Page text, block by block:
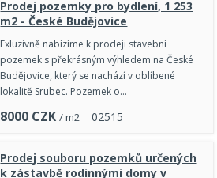
Prodej pozemky pro bydlení, 1 253
m2 - České Budějovice
Exluzivně nabízíme k prodeji stavební
pozemek s překrásným výhledem na České
Budějovice, který se nachází v oblíbené
lokalitě Srubec. Pozemek o…
8000 CZK / m2 02515
Prodej souboru pozemků určených
k zástavbě rodinnými domy v